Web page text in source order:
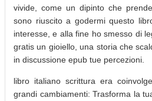
vivide, come un dipinto che
sono riuscito a godermi questo
interesse, e alla fine ho smesso di
gratis un gioiello, una storia che
in discussione epub tue percezioni.
libro italiano scrittura era
grandi cambiamenti: Trasforma la